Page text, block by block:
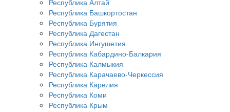
Республика Алтай
Республика Башкортостан
Республика Бурятия
Республика Дагестан
Республика Ингушетия
Республика Кабардино-Балкария
Республика Калмыкия
Республика Карачаево-Черкессия
Республика Карелия
Республика Коми
Республика Крым